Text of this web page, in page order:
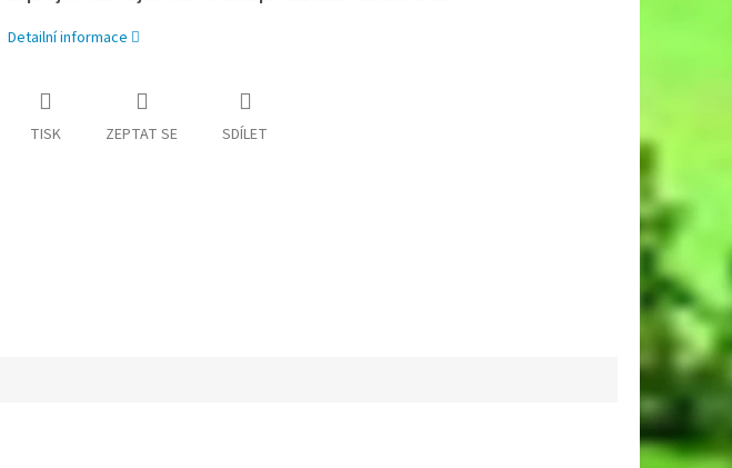
Detailní informace
TISK ZEPTAT SE SDÍLET